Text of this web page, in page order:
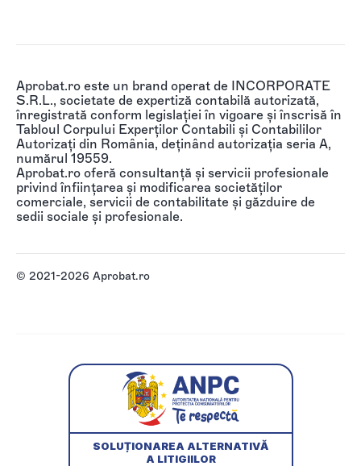
Aprobat.ro este un brand operat de INCORPORATE
S.R.L., societate de expertiză contabilă autorizată,
înregistrată conform legislației în vigoare și înscrisă în
Tabloul Corpului Experților Contabili și Contabililor
Autorizați din România, deținând autorizația seria A,
numărul 19559.
Aprobat.ro oferă consultanță și servicii profesionale
privind înființarea și modificarea societăților
comerciale, servicii de contabilitate și găzduire de
sedii sociale și profesionale.
© 2021-2026 Aprobat.ro
SOLUȚIONAREA ALTERNATIVĂ
A LITIGIILOR